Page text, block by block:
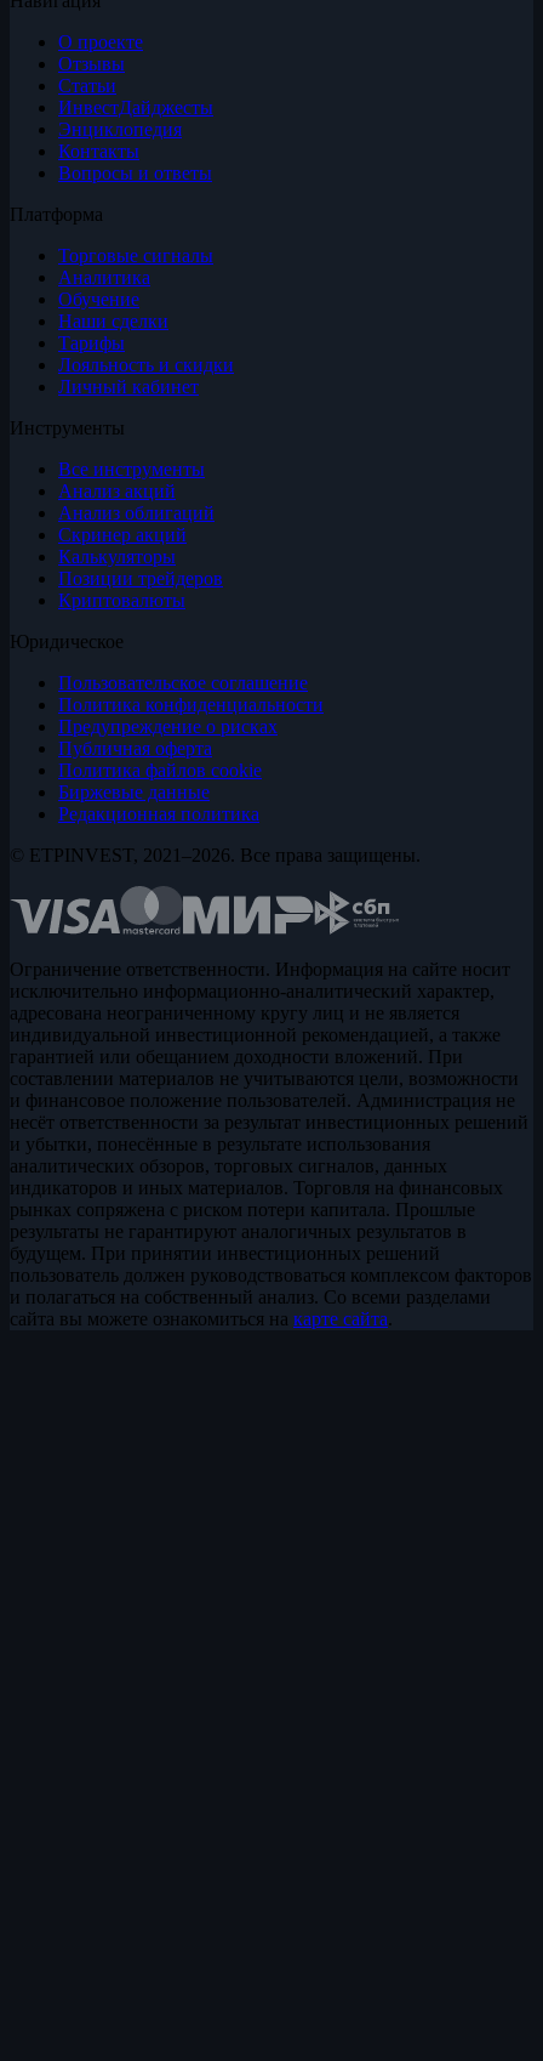
О проекте
Отзывы
Статьи
ИнвестДайджесты
Энциклопедия
Контакты
Вопросы и ответы
Платформа
Торговые сигналы
Аналитика
Обучение
Наши сделки
Тарифы
Лояльность и скидки
Личный кабинет
Инструменты
Все инструменты
Анализ акций
Анализ облигаций
Скринер акций
Калькуляторы
Позиции трейдеров
Криптовалюты
Юридическое
Пользовательское соглашение
Политика конфиденциальности
Предупреждение о рисках
Публичная оферта
Политика файлов cookie
Биржевые данные
Редакционная политика
© ETPINVEST, 2021–2026. Все права защищены.
Ограничение ответственности. Информация на сайте носит
исключительно информационно-аналитический характер,
адресована неограниченному кругу лиц и не является
индивидуальной инвестиционной рекомендацией, а также
гарантией или обещанием доходности вложений. При
составлении материалов не учитываются цели, возможности
и финансовое положение пользователей. Администрация не
несёт ответственности за результат инвестиционных решений
и убытки, понесённые в результате использования
аналитических обзоров, торговых сигналов, данных
индикаторов и иных материалов. Торговля на финансовых
рынках сопряжена с риском потери капитала. Прошлые
результаты не гарантируют аналогичных результатов в
будущем. При принятии инвестиционных решений
пользователь должен руководствоваться комплексом факторов
и полагаться на собственный анализ. Со всеми разделами
сайта вы можете ознакомиться на карте сайта.